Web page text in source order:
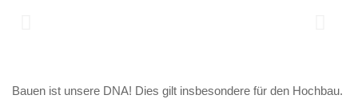
Bauen ist unsere DNA! Dies gilt insbesondere für den Hochbau.